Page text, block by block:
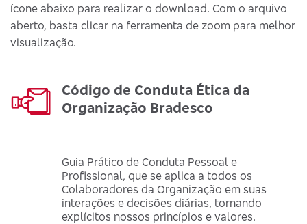
ícone abaixo para realizar o download. Com o arquivo
aberto, basta clicar na ferramenta de zoom para melhor
visualização.
Código de Conduta Ética da
Organização Bradesco
Guia Prático de Conduta Pessoal e
Profissional, que se aplica a todos os
Colaboradores da Organização em suas
interações e decisões diárias, tornando
explícitos nossos princípios e valores.